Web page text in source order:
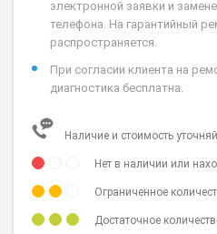
электронной заявки и
телефона. На гарантийный
распространяется.
При согласии клиента на
диагностика бесплатна.
Наличие и стоимость
Нет в наличии или
Ограниченное
Достаточное